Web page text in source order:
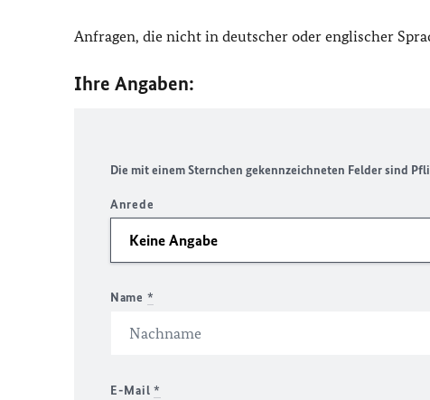
Anfragen, die nicht in deutscher oder englischer
Ihre Angaben:
Die mit einem Sternchen gekennzeichneten Felder sind
Anrede
Name *
E-Mail *